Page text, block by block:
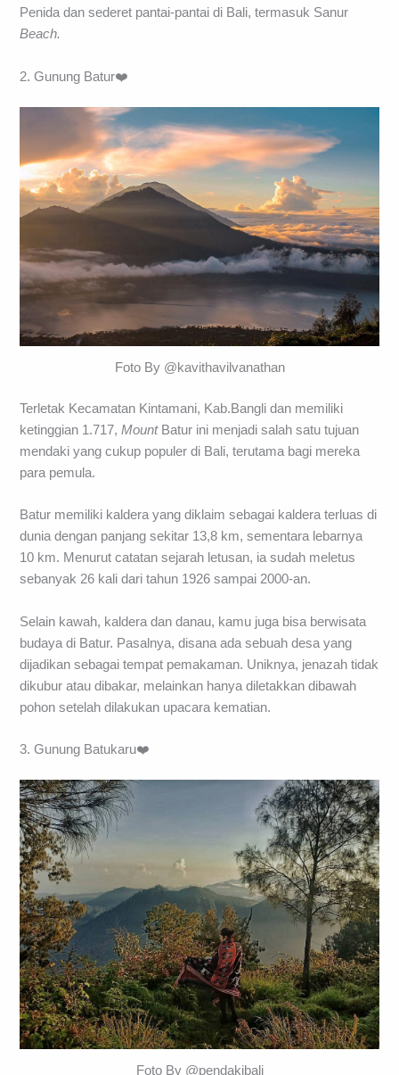
Penida dan sederet pantai-pantai di Bali, termasuk Sanur
Beach.
2. Gunung Batur❤️
Foto By @kavithavilvanathan
Terletak Kecamatan Kintamani, Kab.Bangli dan memiliki
ketinggian 1.717,MountBatur ini menjadi salah satu tujuan
mendaki yang cukup populer di Bali, terutama bagi mereka
para pemula.
Batur memiliki kaldera yang diklaim sebagai kaldera terluas di
dunia dengan panjang sekitar 13,8 km, sementara lebarnya
10 km. Menurut catatan sejarah letusan, ia sudah meletus
sebanyak 26 kali dari tahun 1926 sampai 2000-an.
Selain kawah, kaldera dan danau, kamu juga bisa berwisata
budaya di Batur. Pasalnya, disana ada sebuah desa yang
dijadikan sebagai tempat pemakaman. Uniknya, jenazah tidak
dikubur atau dibakar, melainkan hanya diletakkan dibawah
pohon setelah dilakukan upacara kematian.
3. Gunung Batukaru❤️
Foto By @pendakibali